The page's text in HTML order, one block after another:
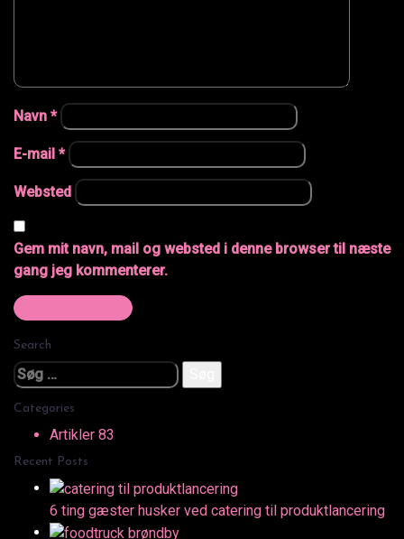
Navn *
E-mail *
Websted
Gem mit navn, mail og websted i denne browser til næste
gang jeg kommenterer.
Search
Søg
efter:
Categories
Artikler 83
Recent Posts
6 ting gæster husker ved catering til produktlancering